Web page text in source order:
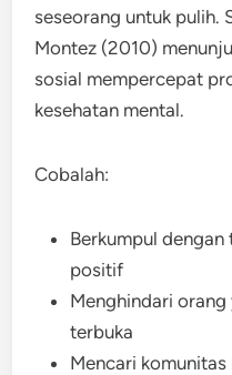
seseorang untuk pulih.
Montez (2010)
sosial mempercepat
kesehatan mental.
Cobalah:
Berkumpul
positif
Menghindari
terbuka
Mencari